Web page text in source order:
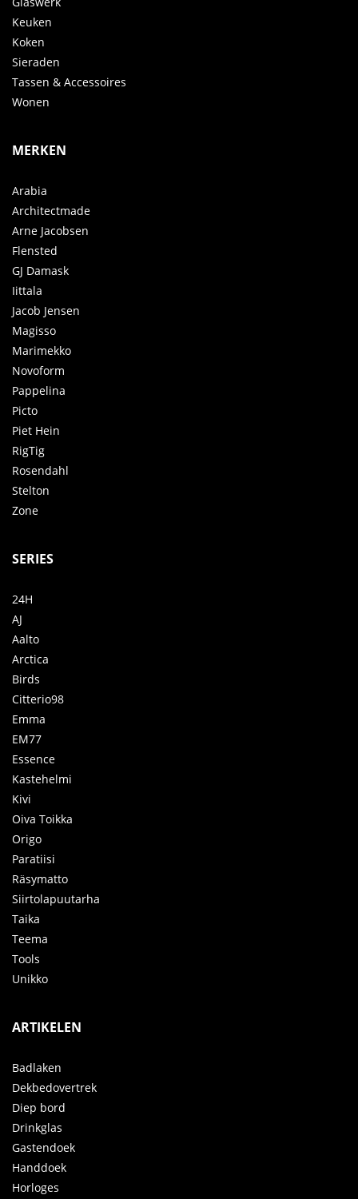
Keuken
Koken
Sieraden
Tassen & Accessoires
Wonen
MERKEN
Arabia
Architectmade
Arne Jacobsen
Flensted
GJ Damask
Iittala
Jacob Jensen
Magisso
Marimekko
Novoform
Pappelina
Picto
Piet Hein
RigTig
Rosendahl
Stelton
Zone
SERIES
24H
AJ
Aalto
Arctica
Birds
Citterio98
Emma
EM77
Essence
Kastehelmi
Kivi
Oiva Toikka
Origo
Paratiisi
Räsymatto
Siirtolapuutarha
Taika
Teema
Tools
Unikko
ARTIKELEN
Badlaken
Dekbedovertrek
Diep bord
Drinkglas
Gastendoek
Handdoek
Horloges